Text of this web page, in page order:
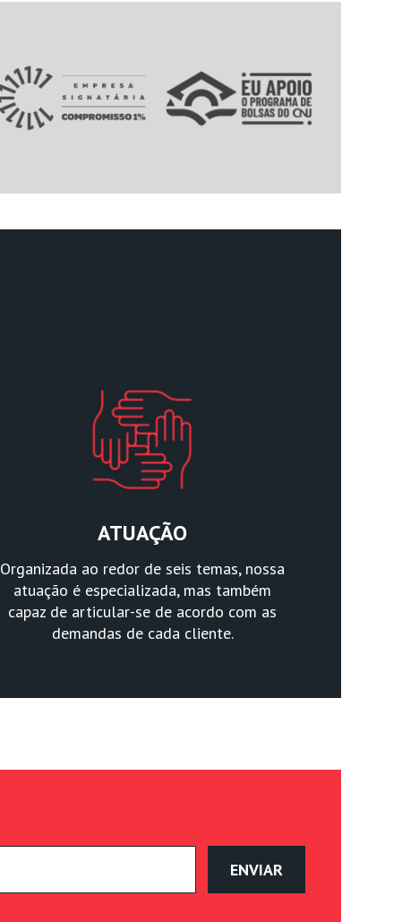
ATUAÇÃO
Organizada ao redor de seis temas, nossa
atuação é especializada, mas também
capaz de articular-se de acordo com as
demandas de cada cliente.